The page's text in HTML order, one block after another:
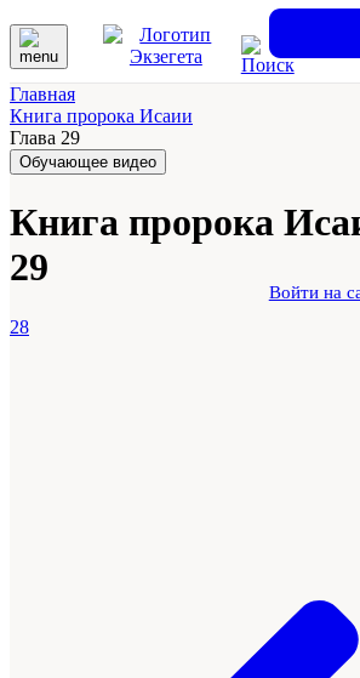
Войти на
Главная
Книга пророка Исаии
Глава 29
Обучающее видео
Книга пророка
29
28